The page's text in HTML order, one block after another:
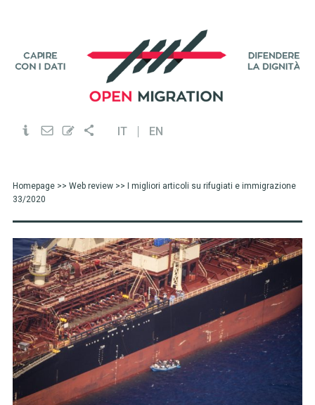
IT EN
Homepage>> Web review>> I migliori articoli su rifugiati e immigrazione
33/2020